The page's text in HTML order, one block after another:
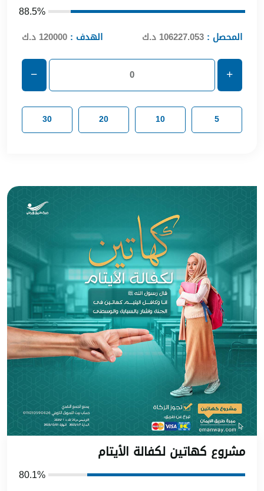
88.5%
المحصل : 106227.053 د.ك الهدف : 120000 د.ك
5
10
20
30
شروع كهاتين لكفالة الأيتا
80.1%